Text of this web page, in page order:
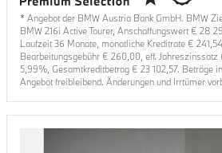
* Angebot der BMW Austria Bank GmbH. BMW
BMW 216i Active Tourer, Anschaffungswert € 28
Laufzeit36 Monate, monatliche Kreditrate € 241,54
Bearbeitungsgebühr € 260,00, eff. Jahreszinssatz
5,99%, Gesamtkreditbetrag € 23 102,57. Beträge
Angebot freibleibend. Änderungen und Irrtümer